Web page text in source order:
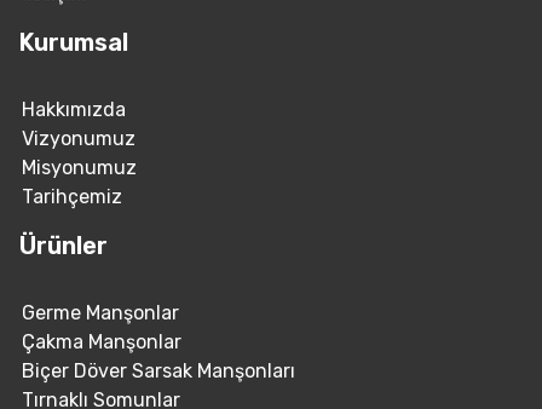
Kurumsal
Hakkımızda
Vizyonumuz
Misyonumuz
Tarihçemiz
Ürünler
Germe Manşonlar
Çakma Manşonlar
Biçer Döver Sarsak Manşonları
Tırnaklı Somunlar